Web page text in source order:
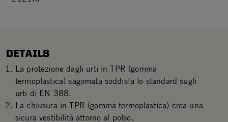
DETAILS
La protezione dagli urti in TPR (gomma
termoplastica) sagomata soddisfa lo standard sugli
urti di EN 388.
La chiusura in TPR (gomma termoplastica) crea una
sicura vestibilità attorno al polso.